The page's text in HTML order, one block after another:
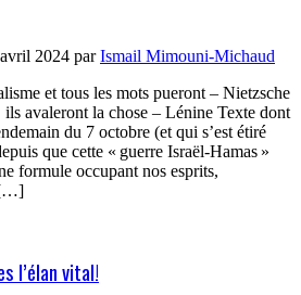
2024 parIsmail Mimouni-Michaud
et tous les mots pueront – Nietzsche
avaleront la chose – Lénine Texte dont
du 7 octobre (et qui s’est étiré
que cette « guerre Israël-Hamas »
formule occupant nos esprits,
[…]
l’élan vital!